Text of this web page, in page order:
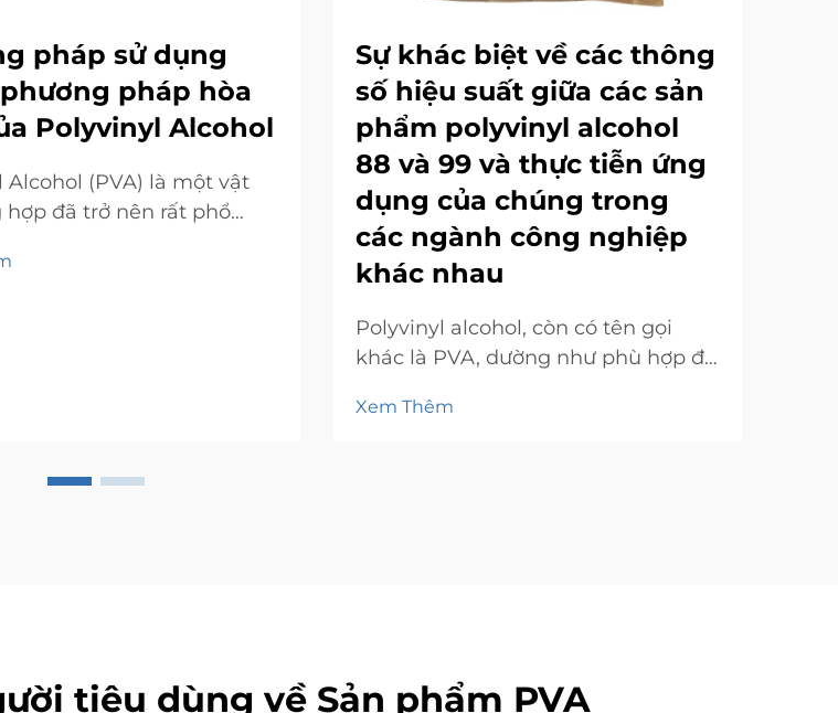
pháp sử dụng
pháp hòa
Polyvinyl Alcohol
Alcohol (PVA) là một vật
hợp đã trở nên rất phổ
toàn thế giới. Bài viết
Sự khác biệt về các thông
số hiệu suất giữa các sản
phẩm polyvinyl alcohol
88 và 99 và thực tiễn ứng
dụng của chúng trong
các ngành công nghiệp
khác nhau
Polyvinyl alcohol, còn có tên gọi
khác là PVA, dường như phù hợp để
nghiệp nhờ vào những đặc tính độc
Xem Thêm
tiêu dùng về Sản phẩm PVA